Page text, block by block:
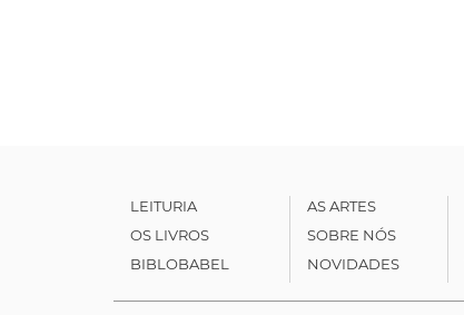
LEITURIA
OS LIVROS
BIBLOBABEL
AS ARTES
SOBRE NÓS
NOVIDADES